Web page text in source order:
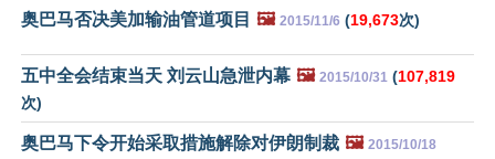
奥巴马否决美加输油管道项目 🖼️ 2015/11/6 (19,673次)
五中全会结束当天 刘云山急泄内幕 🖼️ 2015/10/31 (107,819
次)
奥巴马下令开始采取措施解除对伊朗制裁 🖼️ 2015/10/18